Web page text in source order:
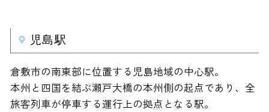
児島駅
倉敷市の南東部に位置する児島地域の中心駅。
本州と四国を結ぶ瀬戸大橋の本州側の起点であり、全
旅客列車が停車する運行上の拠点となる駅。